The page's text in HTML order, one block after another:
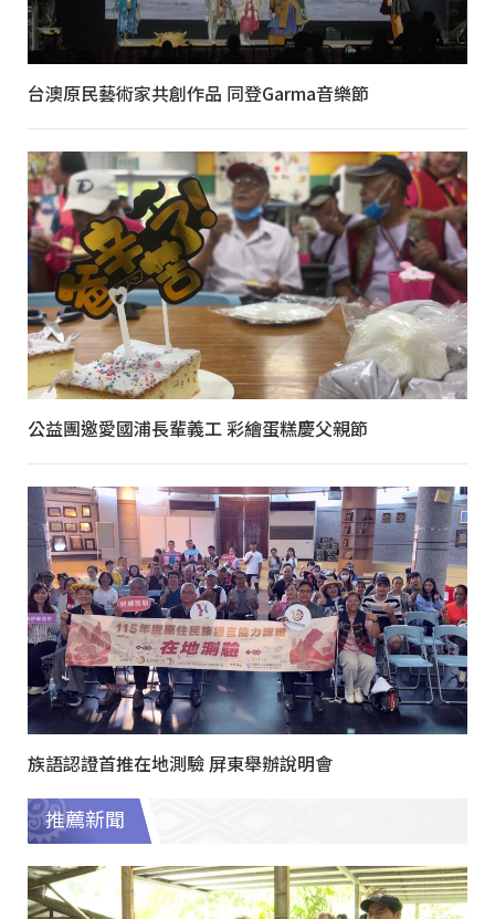
台澳原民藝術家共創作品 同登Garma音樂節
公益團邀愛國浦長輩義工 彩繪蛋糕慶父親節
族語認證首推在地測驗 屏東舉辦說明會
推薦新聞